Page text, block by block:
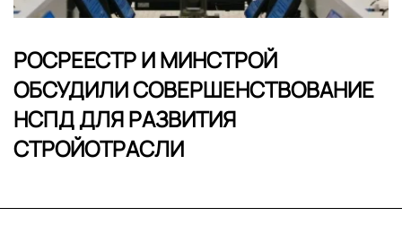
РОСРЕЕСТР И МИНСТРОЙ
ОБСУДИЛИ СОВЕРШЕНСТВОВАНИЕ
НСПД ДЛЯ РАЗВИТИЯ
СТРОЙОТРАСЛИ